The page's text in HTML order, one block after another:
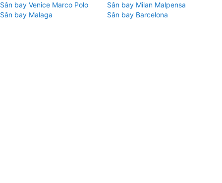
Sân bay Venice Marco Polo
Sân bay Milan Malpensa
Sân bay Malaga
Sân bay Barcelona